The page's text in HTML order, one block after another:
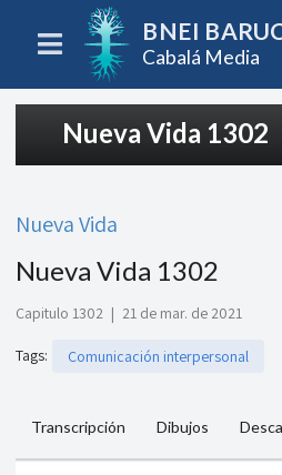
BNEI
Cabalá Media
Nueva Vida 1302
Nueva Vida
Nueva Vida 1302
Capitulo 1302 | 21 de mar. de 2021
Tags: Comunicación interpersonal
Transcripción Dibujos